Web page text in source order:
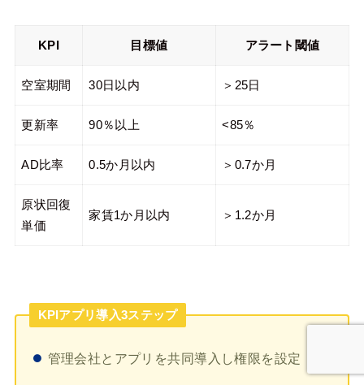
KPI 目標値 アラート閾値
空室期間 30日以内 ＞25日
更新率 90％以上 <85％
AD比率 0.5か月以内 ＞0.7か月
原状回復
単価
家賃1か月以内 ＞1.2か月
KPIアプリ導入3ステップ
管理会社とアプリを共同導入し権限を設定